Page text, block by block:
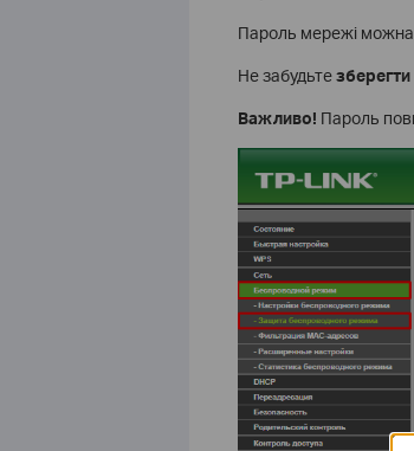
Пароль мережі
Не забудьтезберегти
Важливо! Пароль